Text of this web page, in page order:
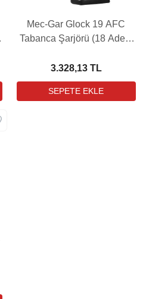
Mec-Gar Glock 19 AFC
Tabanca Şarjörü (18 Adet -
3.328,13 TL